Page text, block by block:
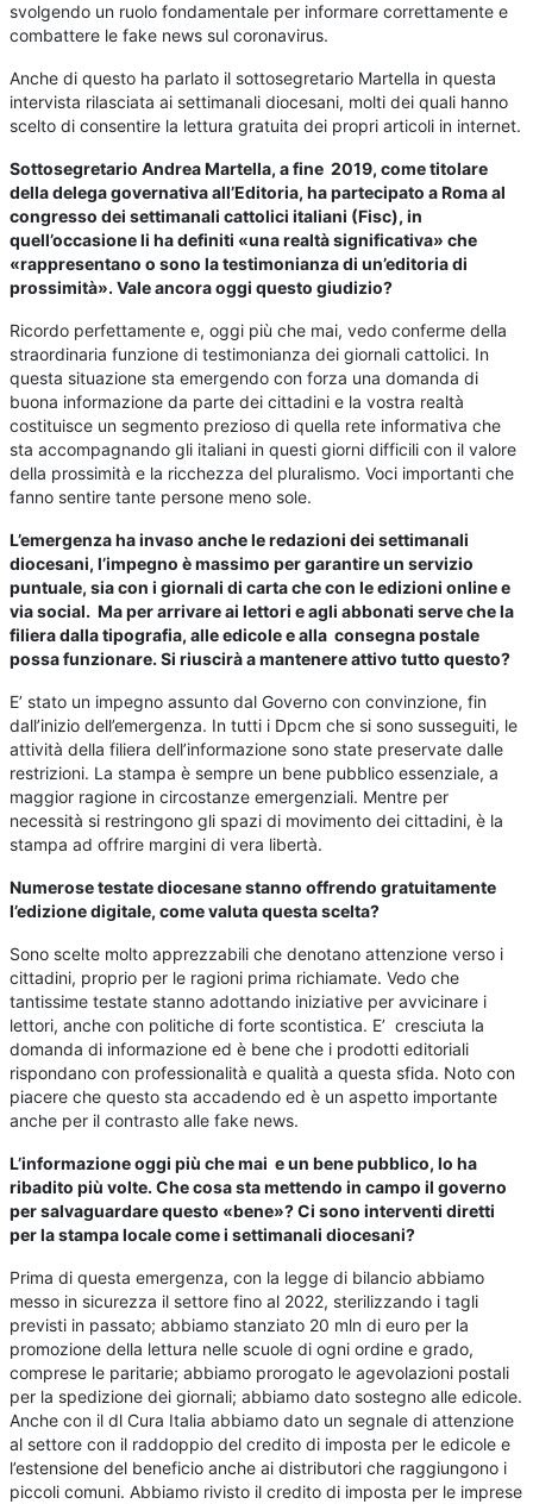
svolgendo un ruolo fondamentale per informare correttamente e
combattere le fake news sul coronavirus.
Anche di questo ha parlato il sottosegretario Martella in questa
intervista rilasciata ai settimanali diocesani, molti dei quali hanno
scelto di consentire la lettura gratuita dei propri articoli in internet.
Sottosegretario Andrea Martella, a fine 2019, come titolare
della delega governativa all’Editoria, ha partecipato a Roma al
congresso dei settimanali cattolici italiani (Fisc), in
quell’occasione li ha definiti «una realtà significativa» che
«rappresentano o sono la testimonianza di un’editoria di
prossimità». Vale ancora oggi questo giudizio?
Ricordo perfettamente e, oggi più che mai, vedo conferme della
straordinaria funzione di testimonianza dei giornali cattolici. In
questa situazione sta emergendo con forza una domanda di
buona informazione da parte dei cittadini e la vostra realtà
costituisce un segmento prezioso di quella rete informativa che
sta accompagnando gli italiani in questi giorni difficili con il valore
della prossimità e la ricchezza del pluralismo. Voci importanti che
fanno sentire tante persone meno sole.
L’emergenza ha invaso anche le redazioni dei settimanali
diocesani, l’impegno è massimo per garantire un servizio
puntuale, sia con i giornali di carta che con le edizioni online e
via social. Ma per arrivare ai lettori e agli abbonati serve che la
filiera dalla tipografia, alle edicole e alla consegna postale
possa funzionare. Si riuscirà a mantenere attivo tutto questo?
E’ stato un impegno assunto dal Governo con convinzione, fin
dall’inizio dell’emergenza. In tutti i Dpcm che si sono susseguiti, le
attività della filiera dell’informazione sono state preservate dalle
restrizioni. La stampa è sempre un bene pubblico essenziale, a
maggior ragione in circostanze emergenziali. Mentre per
necessità si restringono gli spazi di movimento dei cittadini, è la
stampa ad offrire margini di vera libertà.
Numerose testate diocesane stanno offrendo gratuitamente
l’edizione digitale, come valuta questa scelta?
Sono scelte molto apprezzabili che denotano attenzione verso i
cittadini, proprio per le ragioni prima richiamate. Vedo che
tantissime testate stanno adottando iniziative per avvicinare i
lettori, anche con politiche di forte scontistica. E’ cresciuta la
domanda di informazione ed è bene che i prodotti editoriali
rispondano con professionalità e qualità a questa sfida. Noto con
piacere che questo sta accadendo ed è un aspetto importante
anche per il contrasto alle fake news.
L’informazione oggi più che mai e un bene pubblico, lo ha
ribadito più volte. Che cosa sta mettendo in campo il governo
per salvaguardare questo «bene»? Ci sono interventi diretti
per la stampa locale come i settimanali diocesani?
Prima di questa emergenza, con la legge di bilancio abbiamo
messo in sicurezza il settore fino al 2022, sterilizzando i tagli
previsti in passato; abbiamo stanziato 20 mln di euro per la
promozione della lettura nelle scuole di ogni ordine e grado,
comprese le paritarie; abbiamo prorogato le agevolazioni postali
per la spedizione dei giornali; abbiamo dato sostegno alle edicole.
Anche con il dl Cura Italia abbiamo dato un segnale di attenzione
al settore con il raddoppio del credito di imposta per le edicole e
l’estensione del beneficio anche ai distributori che raggiungono i
piccoli comuni. Abbiamo rivisto il credito di imposta per le imprese